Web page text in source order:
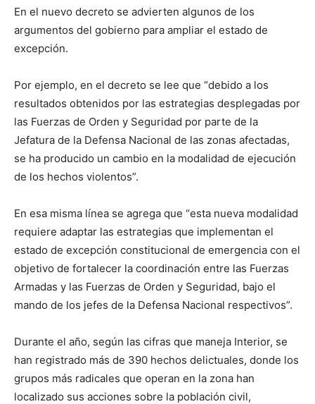
En el nuevo decreto se advierten algunos de los
argumentos del gobierno para ampliar el estado de
excepción.
Por ejemplo, en el decreto se lee que “debido a los
resultados obtenidos por las estrategias desplegadas por
las Fuerzas de Orden y Seguridad por parte de la
Jefatura de la Defensa Nacional de las zonas afectadas,
se ha producido un cambio en la modalidad de ejecución
de los hechos violentos”.
En esa misma línea se agrega que “esta nueva modalidad
requiere adaptar las estrategias que implementan el
estado de excepción constitucional de emergencia con el
objetivo de fortalecer la coordinación entre las Fuerzas
Armadas y las Fuerzas de Orden y Seguridad, bajo el
mando de los jefes de la Defensa Nacional respectivos”.
Durante el año, según las cifras que maneja Interior, se
han registrado más de 390 hechos delictuales, donde los
grupos más radicales que operan en la zona han
localizado sus acciones sobre la población civil,